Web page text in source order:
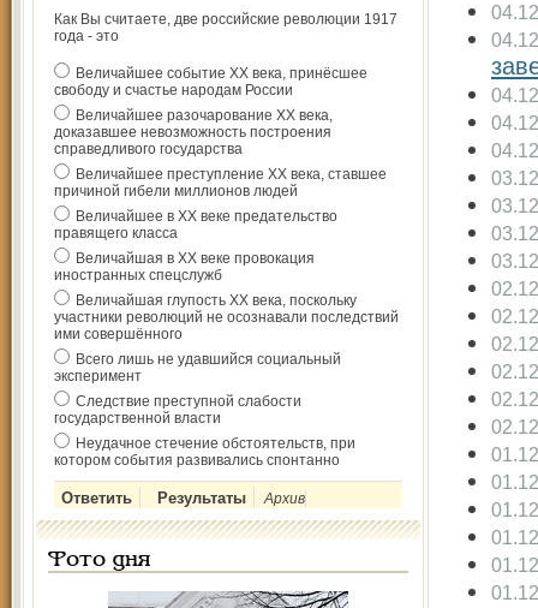
Как Вы считаете, две российские революции 1917
года - это
Величайшее событие ХХ века, принёсшее
свободу и счастье народам России
Величайшее разочарование ХХ века,
доказавшее невозможность построения
справедливого государства
Величайшее преступление ХХ века, ставшее
причиной гибели миллионов людей
Величайшее в ХХ веке предательство
правящего класса
Величайшая в ХХ веке провокация
иностранных спецслужб
Величайшая глупость ХХ века, поскольку
участники революций не осознавали последствий
ими совершённого
Всего лишь не удавшийся социальный
эксперимент
Следствие преступной слабости
государственной власти
Неудачное стечение обстоятельств, при
котором события развивались спонтанно
Архив
Фото дня